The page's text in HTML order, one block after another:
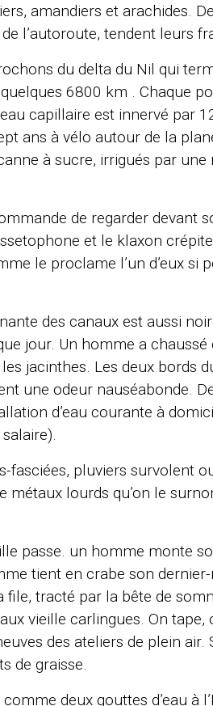
amandiers et arachides.
l’autoroute, tendent leurs
du delta du Nil qui
6800 km . Chaque
capillaire est innervé par
ans à vélo autour de la
à sucre, irrigués par
de regarder devant
et le klaxon
le proclame l’un d’eux si
des canaux est aussi
jour. Un homme a
jacinthes. Les deux bords
une odeur nauséabonde.
d’eau courante à
fasciées, pluviers survolent
métaux lourds qu’on le
passe. un homme monte
tient en crabe son
file, tracté par la bête de
vieille carlingues. On
des ateliers de plein
de graisse.
deux gouttes d’eau à